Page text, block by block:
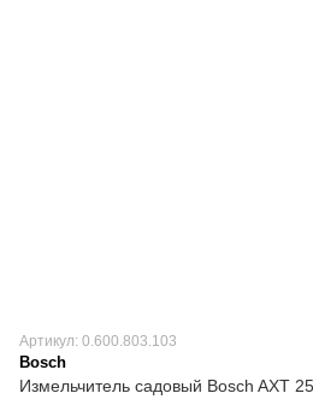
Артикул: 0.600.803.103
Bosch
Измельчитель садовый Bosch AXT